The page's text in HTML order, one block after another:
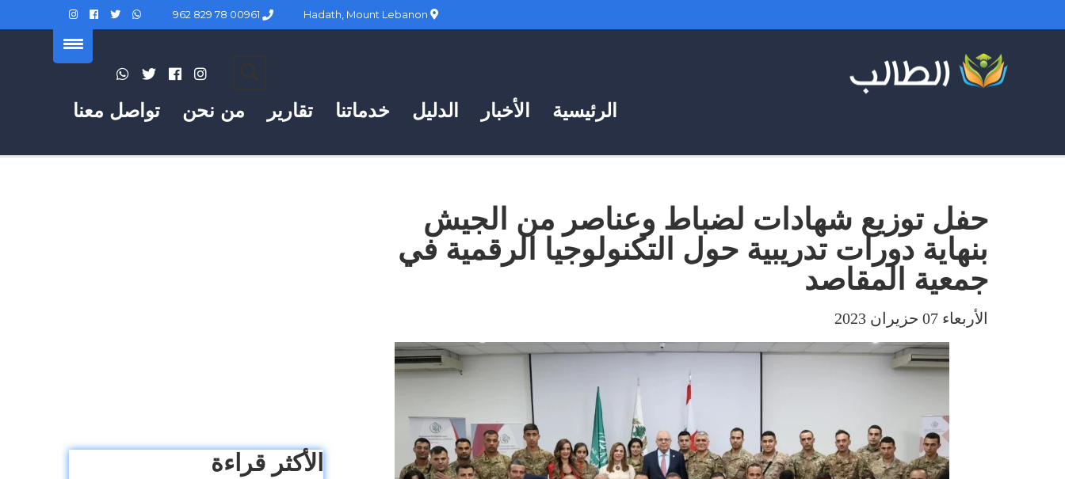
تواصل معنا من نحن تقارير خدماتنا الدليل الأخبار الرئيسية
حفل توزيع شهادات لضباط وعناصر من الجيش
بنهاية دورات تدريبية حول التكنولوجيا الرقمية في
جمعية المقاصد
الأربعاء 07 حزيران 2023
الأكثر قراءة